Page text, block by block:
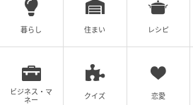
暮らし 住まい レシピ
ビジネス・マ
ネー
クイズ 恋愛